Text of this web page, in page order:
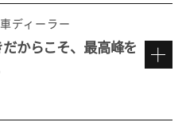
、メーカーを問わず
は感じていたもの
ものをどこまでも追
規ディーラーならで
機（テスター）があ
たコンピュータと連
は1人の担当が隅々ま
以上は『お客様の大
る特別な1台』という
れなどに細心の注意
。
中で男性に劣る部分
ックをしていた前職
への誇り
ディーラー
だからこそ、最高峰を